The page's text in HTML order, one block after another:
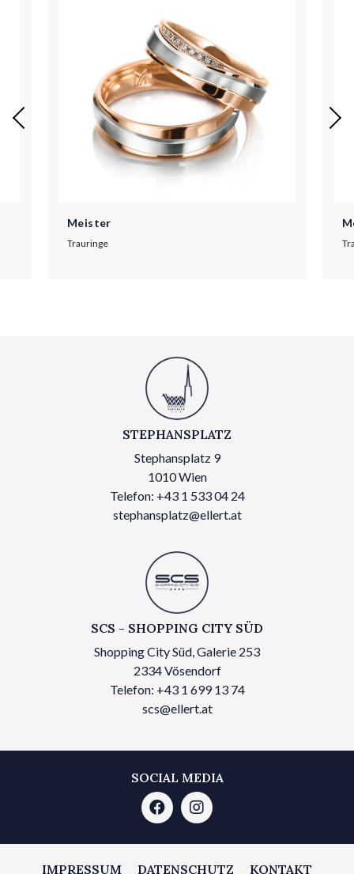
Meister
Trauringe
STEPHANSPLATZ
Stephansplatz 9
1010 Wien
Telefon: +43 1 533 04 24
stephansplatz@ellert.at
SCS - SHOPPING CITY SÜD
Shopping City Süd, Galerie 253
2334 Vösendorf
Telefon: +43 1 699 13 74
scs@ellert.at
SOCIAL MEDIA
IMPRESSUM DATENSCHUTZ KONTAKT